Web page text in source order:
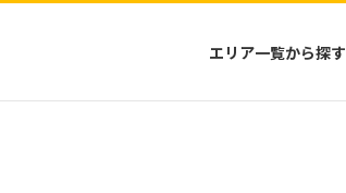
エリア一覧から探す